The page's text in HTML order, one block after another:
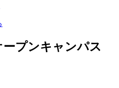
ープンキャンパス